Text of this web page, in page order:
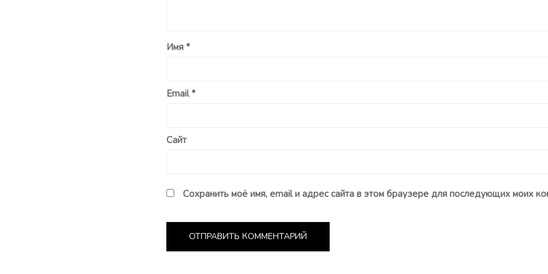
Имя *
Email*
Сайт
Сохранить моё имя, email и адрес сайта в этом браузере для последующих моих